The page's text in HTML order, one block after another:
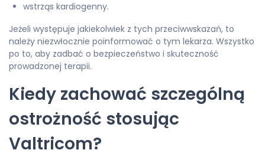
wstrząs kardiogenny.
Jeżeli występuje jakiekolwiek z tych przeciwwskazań, to
należy niezwłocznie poinformować o tym lekarza. Wszystko
po to, aby zadbać o bezpieczeństwo i skuteczność
prowadzonej terapii.
Kiedy zachować szczególną
ostrożność stosując
Valtricom?